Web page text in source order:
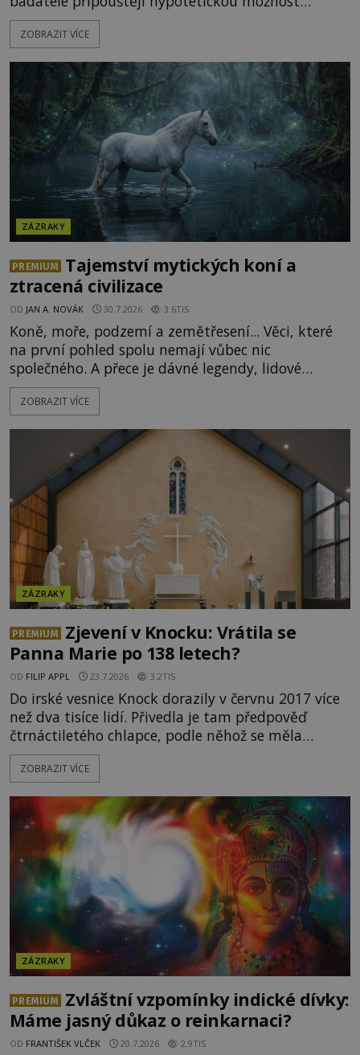
transmutace? Mohl její podstatu odhalit anglický
alchymista, vědec a dobrodruh Edward Kelly?
Měšťané pozorují konání muže, který se stává
nesmrtelnou legendou již během
ZOBRAZIT VÍCE
ZÁZRAKY
PREMIUM
Tajemství mytických koní a
ztracená civilizace
OD JAN A. NOVÁK 30.7.2026 3.6TIS
Koně, moře, podzemí a zemětřesení... Věci, které
na první pohled spolu nemají vůbec nic
společného. A přece je dávné legendy, lidové
pohádky i podvědomí psychicky nemocných lidí
podivným způsobem vzájemně propojují. Je
tajemství pocházející ze samých počátků lidské
civilizace? Nebo dokonce z temných vod minulosti
ještě mnohem hlubších? [g
ZOBRAZIT VÍCE
ZÁZRAKY
PREMIUM
Zjevení v Knocku: Vrátila se
Panna Marie po 138 letech?
OD FILIP APPL 23.7.2026 3.2TIS
Do irské vesnice Knock dorazily v červnu 2017 více
než dva tisíce lidí. Přivedla je tam předpověď
čtrnáctiletého chlapce, podle něhož se měla
přesně ve tři hodiny odpoledne zjevit Panna Marie.
Když slunce vystoupilo z mraků, část davu začala
chlapcovo proroctví, nebo poutníci spatřili pouze
neobvyklou hru světla? [gallery
ids="170530,170531,1705
ZOBRAZIT VÍCE
ZÁZRAKY
PREMIUM
Zvláštní vzpomínky indické dívky:
Máme jasný důkaz o reinkarnaci?
OD FRANTIŠEK VLČEK 20.7.2026 2.9TIS